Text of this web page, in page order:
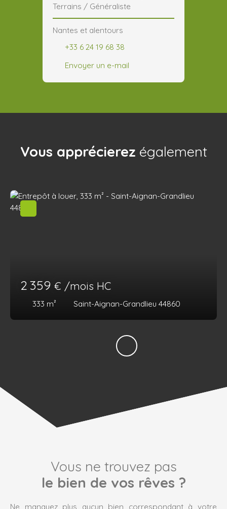
Terrains / Généraliste
Nantes et alentours
+33 6 24 19 68 38
Envoyer un e-mail
Vous apprécierez également
2 359 € /mois HC
333 m² Saint-Aignan-Grandlieu 44860
Vous ne trouvez pas
le bien de vos rêves ?
Ne manquez plus aucun bien correspondant à votre